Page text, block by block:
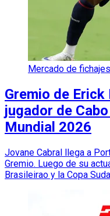
Mercado de fichajes
Gremio de
jugador de
Mundial 2026
Jovane Cabral llega a
Gremio. Luego de su
Brasileirao y la Copa